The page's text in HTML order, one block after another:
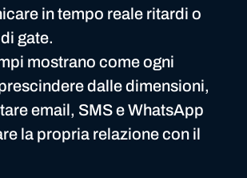
in tempo reale ritardi o
gate.
mostrano come ogni
dalle dimensioni,
email, SMS e WhatsApp
la propria relazione con il